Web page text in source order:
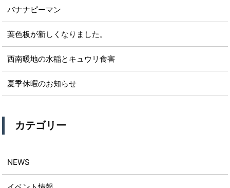
バナナピーマン
葉色板が新しくなりました。
西南暖地の水稲とキュウリ食害
夏季休暇のお知らせ
カテゴリー
NEWS